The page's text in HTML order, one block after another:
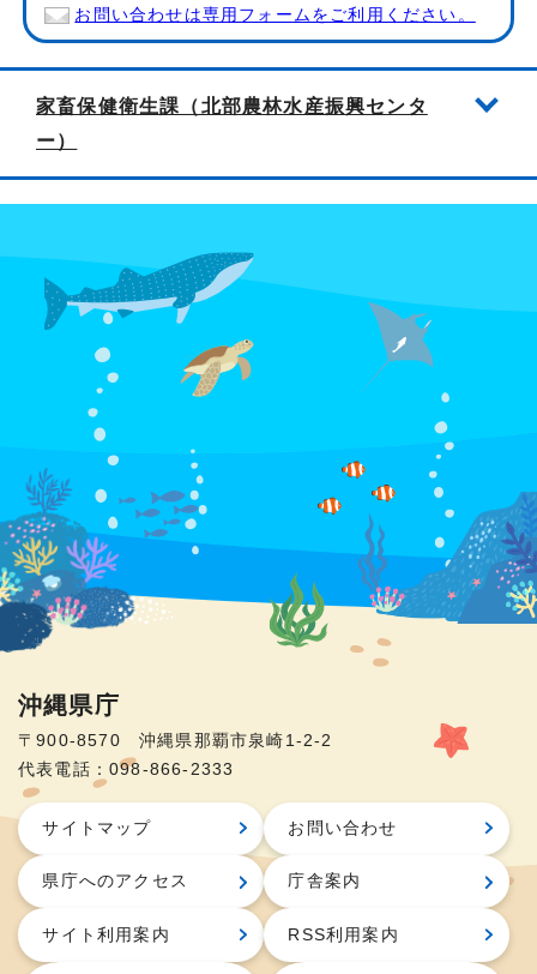
お問い合わせは専用フォームをご利用ください。
家畜保健衛生課（北部農林水産振興センタ
ー）
沖縄県庁
〒900-8570 沖縄県那覇市泉崎1-2-2
代表電話：098-866-2333
サイトマップ お問い合わせ
県庁へのアクセス 庁舎案内
サイト利用案内 RSS利用案内